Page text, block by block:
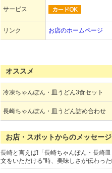
サービス
リンク
お店のホームページ
オススメ
冷凍ちゃんぽん・皿うどん3食セット
長崎ちゃんぽん・皿うどん詰め合わせ
お店・スポットからのメッセージ
長崎と言えば!「長崎ちゃんぽん・長崎
文をいただける”時、美味しさが伝わった